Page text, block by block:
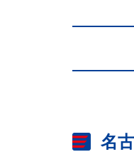
名